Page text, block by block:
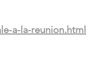
a-la-reunion.html